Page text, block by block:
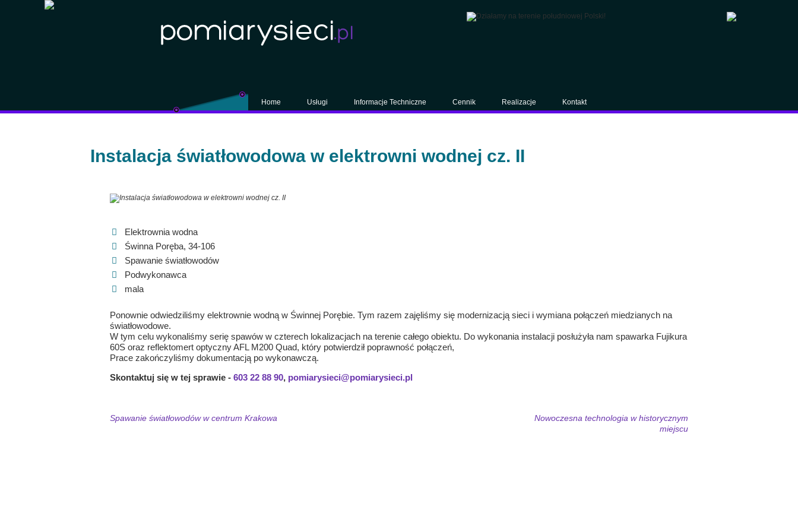
Home Usługi Informacje Techniczne Cennik Realizacje Kontakt
Instalacja światłowodowa w elektrowni wodnej cz. II
Elektrownia wodna
Świnna Poręba, 34-106
Spawanie światłowodów
Podwykonawca
mala
Ponownie odwiedziliśmy elektrownie wodną w Świnnej Porębie. Tym razem zajęliśmy się modernizacją sieci i wymiana połączeń miedzianych na
światłowodowe.
W tym celu wykonaliśmy serię spawów w czterech lokalizacjach na terenie całego obiektu. Do wykonania instalacji posłużyła nam spawarka Fujikura
60S oraz reflektomert optyczny AFL M200 Quad, który potwierdził poprawność połączeń,
Prace zakończyliśmy dokumentacją po wykonawczą.
Skontaktuj się w tej sprawie - 603 22 88 90, pomiarysieci@pomiarysieci.pl
Spawanie światłowodów w centrum Krakowa
Nowoczesna technologia w historycznym
miejscu